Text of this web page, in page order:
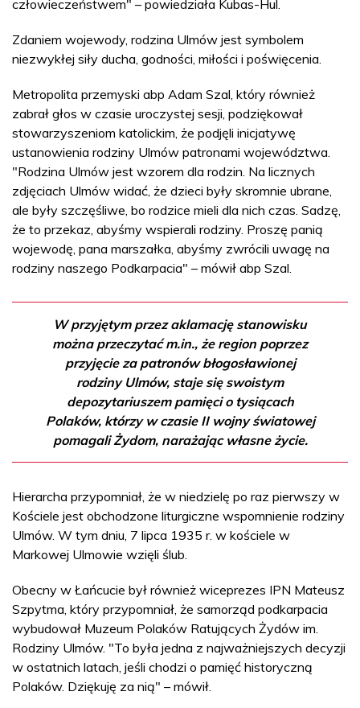
człowieczeństwem" – powiedziała Kubas-Hul.
Zdaniem wojewody, rodzina Ulmów jest symbolem
niezwykłej siły ducha, godności, miłości i poświęcenia.
Metropolita przemyski abp Adam Szal, który również
zabrał głos w czasie uroczystej sesji, podziękował
stowarzyszeniom katolickim, że podjęli inicjatywę
ustanowienia rodziny Ulmów patronami województwa.
"Rodzina Ulmów jest wzorem dla rodzin. Na licznych
zdjęciach Ulmów widać, że dzieci były skromnie ubrane,
ale były szczęśliwe, bo rodzice mieli dla nich czas. Sadzę,
że to przekaz, abyśmy wspierali rodziny. Proszę panią
wojewodę, pana marszałka, abyśmy zwrócili uwagę na
rodziny naszego Podkarpacia" – mówił abp Szal.
W przyjętym przez aklamację stanowisku
można przeczytać m.in., że region poprzez
przyjęcie za patronów błogosławionej
rodziny Ulmów, staje się swoistym
depozytariuszem pamięci o tysiącach
Polaków, którzy w czasie II wojny światowej
pomagali Żydom, narażając własne życie.
Hierarcha przypomniał, że w niedzielę po raz pierwszy w
Kościele jest obchodzone liturgiczne wspomnienie rodziny
Ulmów. W tym dniu, 7 lipca 1935 r. w kościele w
Markowej Ulmowie wzięli ślub.
Obecny w Łańcucie był również wiceprezes IPN Mateusz
Szpytma, który przypomniał, że samorząd podkarpacia
wybudował Muzeum Polaków Ratujących Żydów im.
Rodziny Ulmów. "To była jedna z najważniejszych decyzji
w ostatnich latach, jeśli chodzi o pamięć historyczną
Polaków. Dziękuję za nią" – mówił.